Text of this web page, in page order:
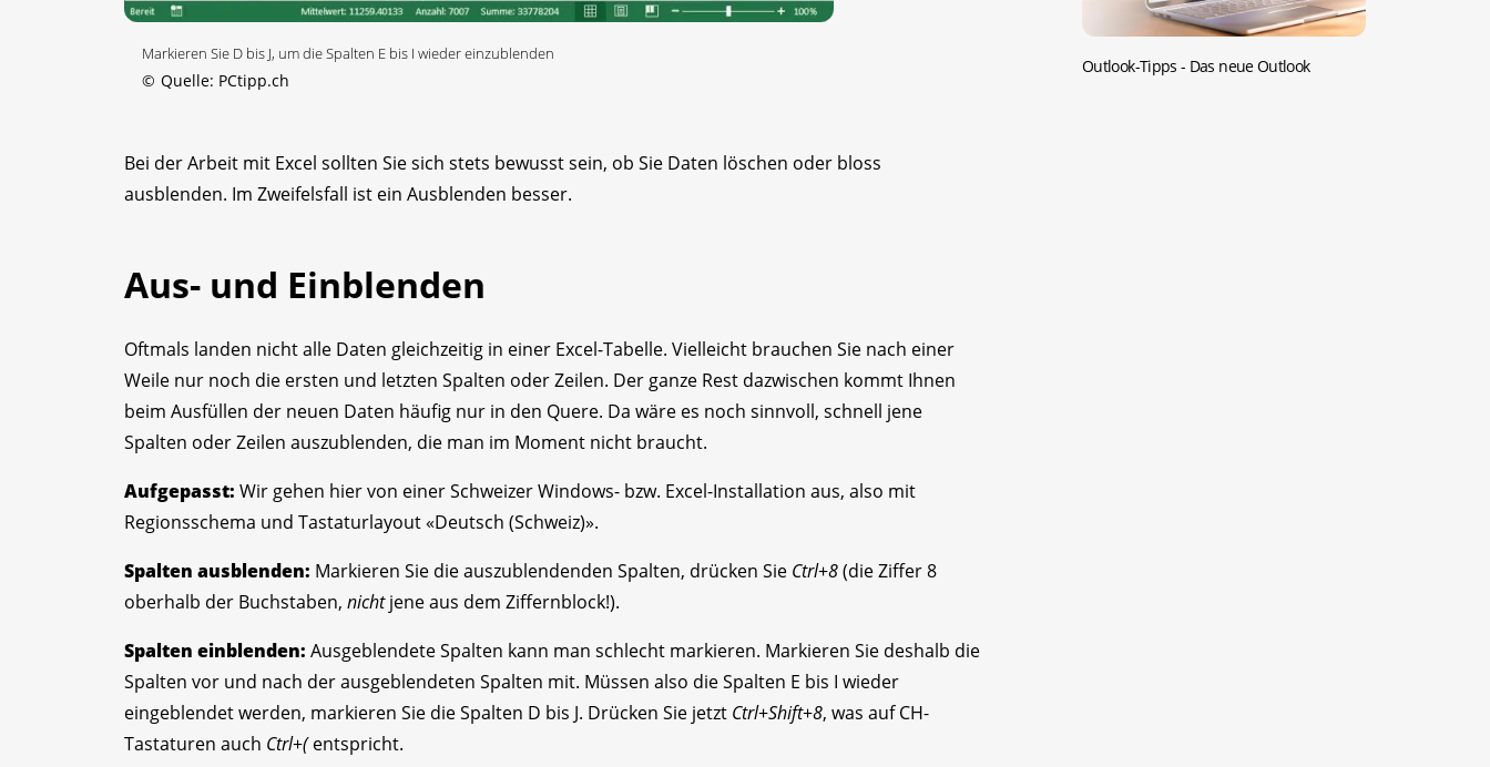
Markieren Sie D bis J, um die Spalten E bis I wieder einzublenden
© Quelle: PCtipp.ch
Bei der Arbeit mit Excel sollten Sie sich stets bewusst sein, ob Sie Daten löschen oder bloss
ausblenden. Im Zweifelsfall ist ein Ausblenden besser.
Aus- und Einblenden
Oftmals landen nicht alle Daten gleichzeitig in einer Excel-Tabelle. Vielleicht brauchen Sie nach einer
Weile nur noch die ersten und letzten Spalten oder Zeilen. Der ganze Rest dazwischen kommt Ihnen
beim Ausfüllen der neuen Daten häufig nur in den Quere. Da wäre es noch sinnvoll, schnell jene
Spalten oder Zeilen auszublenden, die man im Moment nicht braucht.
Aufgepasst: Wir gehen hier von einer Schweizer Windows- bzw. Excel-Installation aus, also mit
Regionsschema und Tastaturlayout «Deutsch (Schweiz)».
Spalten ausblenden: Markieren Sie die auszublendenden Spalten, drücken Sie Ctrl+8(die Ziffer 8
oberhalb der Buchstaben, nichtjene aus dem Ziffernblock!).
Spalten einblenden: Ausgeblendete Spalten kann man schlecht markieren. Markieren Sie deshalb die
Spalten vor und nach der ausgeblendeten Spalten mit. Müssen also die Spalten E bis I wieder
eingeblendet werden, markieren Sie die Spalten D bis J. Drücken Sie jetzt Ctrl+Shift+8, was auf CH-
Tastaturen auch Ctrl+(entspricht.
Outlook-Tipps - Das neue Outlook